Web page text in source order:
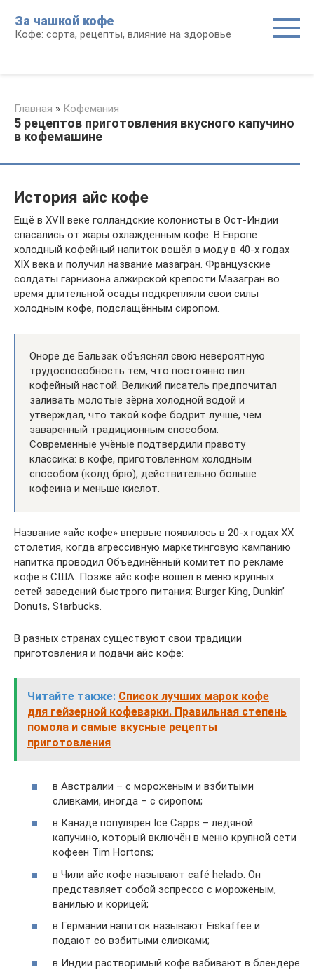
контенту
За чашкой кофе
Кофе: сорта, рецепты, влияние на здоровье
Главная » Кофемания
5 рецептов приготовления вкусного капучино
в кофемашине
История айс кофе
Ещё в XVII веке голландские колонисты в Ост-Индии
спасались от жары охлаждённым кофе. В Европе
холодный кофейный напиток вошёл в моду в 40-х годах
XIX века и получил название мазагран. Французские
солдаты гарнизона алжирской крепости Мазагран во
время длительной осады подкрепляли свои силы
холодным кофе, подслащённым сиропом.
Оноре де Бальзак объяснял свою невероятную
трудоспособность тем, что постоянно пил
кофейный настой. Великий писатель предпочитал
заливать молотые зёрна холодной водой и
утверждал, что такой кофе бодрит лучше, чем
заваренный традиционным способом.
Современные учёные подтвердили правоту
классика: в кофе, приготовленном холодным
способом (колд брю), действительно больше
кофеина и меньше кислот.
Название «айс кофе» впервые появилось в 20-х годах XX
столетия, когда агрессивную маркетинговую кампанию
напитка проводил Объединённый комитет по рекламе
кофе в США. Позже айс кофе вошёл в меню крупных
сетей заведений быстрого питания: Burger King, Dunkin’
Donuts, Starbucks.
В разных странах существуют свои традиции
приготовления и подачи айс кофе:
Читайте также: Список лучших марок кофе
для гейзерной кофеварки. Правильная степень
помола и самые вкусные рецепты
приготовления
в Австралии – с мороженым и взбитыми
сливками, иногда – с сиропом;
в Канаде популярен Ice Capps – ледяной
капучино, который включён в меню крупной сети
кофеен Tim Hortons;
в Чили айс кофе называют café helado. Он
представляет собой эспрессо с мороженым,
ванилью и корицей;
в Германии напиток называют Eiskaffee и
подают со взбитыми сливками;
в Индии растворимый кофе взбивают в блендере